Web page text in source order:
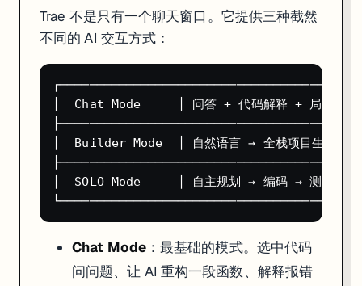
Trae 不是只有一个聊天窗口。它提供三种截然
不同的 AI 交互方式：
│  Chat Mode     │ 问答 + 代码解释 + 局部修
│  Builder Mode  │ 自然语言 → 全栈项目生成
│  SOLO Mode     │ 自主规划 → 编码 → 测试 →
Chat Mode：最基础的模式。选中代码
问问题、让 AI 重构一段函数、解释报错